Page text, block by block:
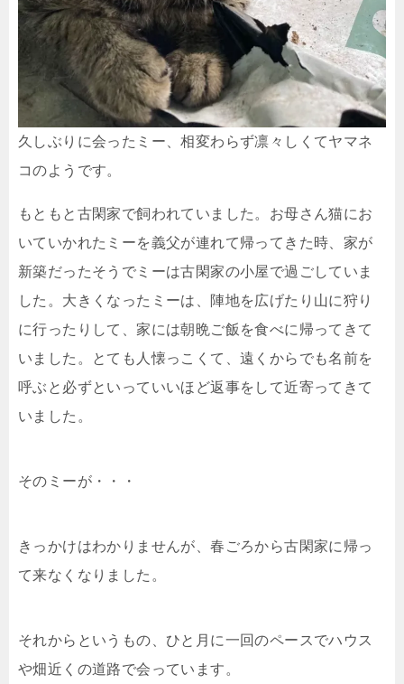
久しぶりに会ったミー、相変わらず凛々しくてヤマネ
コのようです。
もともと古閑家で飼われていました。お母さん猫にお
いていかれたミーを義父が連れて帰ってきた時、家が
新築だったそうでミーは古閑家の小屋で過ごしていま
した。大きくなったミーは、陣地を広げたり山に狩り
に行ったりして、家には朝晩ご飯を食べに帰ってきて
いました。とても人懐っこくて、遠くからでも名前を
呼ぶと必ずといっていいほど返事をして近寄ってきて
いました。
そのミーが・・・
きっかけはわかりませんが、春ごろから古閑家に帰っ
て来なくなりました。
それからというもの、ひと月に一回のペースでハウス
や畑近くの道路で会っています。